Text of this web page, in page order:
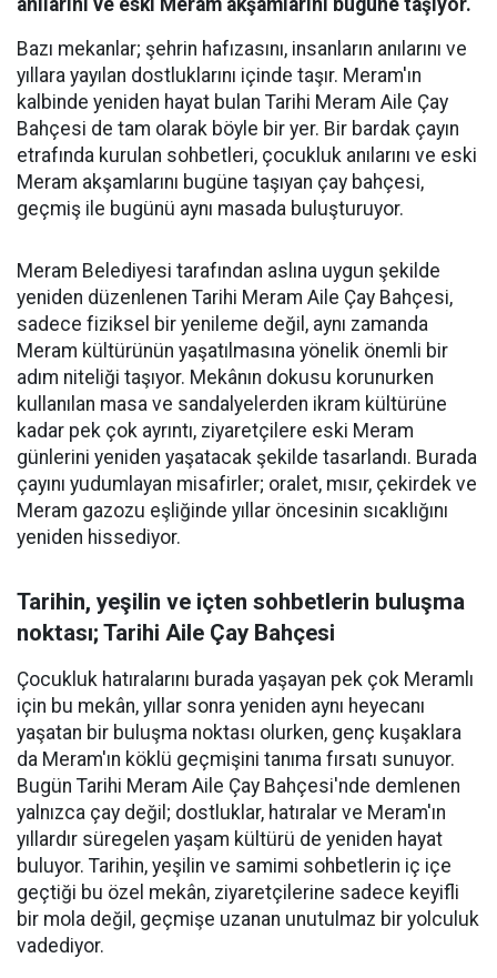
anılarını ve eski Meram akşamlarını bugüne taşıyor.
Bazı mekanlar; şehrin hafızasını, insanların anılarını ve
yıllara yayılan dostluklarını içinde taşır. Meram'ın
kalbinde yeniden hayat bulan Tarihi Meram Aile Çay
Bahçesi de tam olarak böyle bir yer. Bir bardak çayın
etrafında kurulan sohbetleri, çocukluk anılarını ve eski
Meram akşamlarını bugüne taşıyan çay bahçesi,
geçmiş ile bugünü aynı masada buluşturuyor.
Meram Belediyesi tarafından aslına uygun şekilde
yeniden düzenlenen Tarihi Meram Aile Çay Bahçesi,
sadece fiziksel bir yenileme değil, aynı zamanda
Meram kültürünün yaşatılmasına yönelik önemli bir
adım niteliği taşıyor. Mekânın dokusu korunurken
kullanılan masa ve sandalyelerden ikram kültürüne
kadar pek çok ayrıntı, ziyaretçilere eski Meram
günlerini yeniden yaşatacak şekilde tasarlandı. Burada
çayını yudumlayan misafirler; oralet, mısır, çekirdek ve
Meram gazozu eşliğinde yıllar öncesinin sıcaklığını
yeniden hissediyor.
Tarihin, yeşilin ve içten sohbetlerin buluşma
noktası; Tarihi Aile Çay Bahçesi
Çocukluk hatıralarını burada yaşayan pek çok Meramlı
için bu mekân, yıllar sonra yeniden aynı heyecanı
yaşatan bir buluşma noktası olurken, genç kuşaklara
da Meram'ın köklü geçmişini tanıma fırsatı sunuyor.
Bugün Tarihi Meram Aile Çay Bahçesi'nde demlenen
yalnızca çay değil; dostluklar, hatıralar ve Meram'ın
yıllardır süregelen yaşam kültürü de yeniden hayat
buluyor. Tarihin, yeşilin ve samimi sohbetlerin iç içe
geçtiği bu özel mekân, ziyaretçilerine sadece keyifli
bir mola değil, geçmişe uzanan unutulmaz bir yolculuk
vadediyor.